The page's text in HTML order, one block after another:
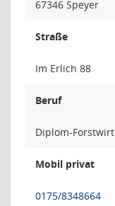
67346 Speyer
Straße
Im Erlich 88
Beruf
Diplom-Forstwirt
Mobil privat
0175/8348664